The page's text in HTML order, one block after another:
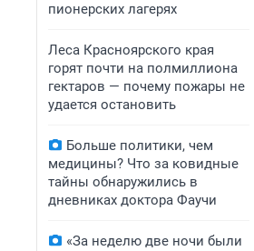
пионерских лагерях
Леса Красноярского края
горят почти на полмиллиона
гектаров — почему пожары не
удается остановить
Больше политики, чем
медицины? Что за ковидные
тайны обнаружились в
дневниках доктора Фаучи
«За неделю две ночи были